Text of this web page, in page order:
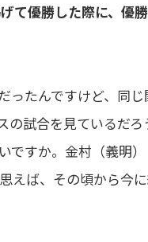
て優勝した際に、優
ったんですけど、同
の試合を見ているだ
ですか。金村（義明
えば、その頃から今